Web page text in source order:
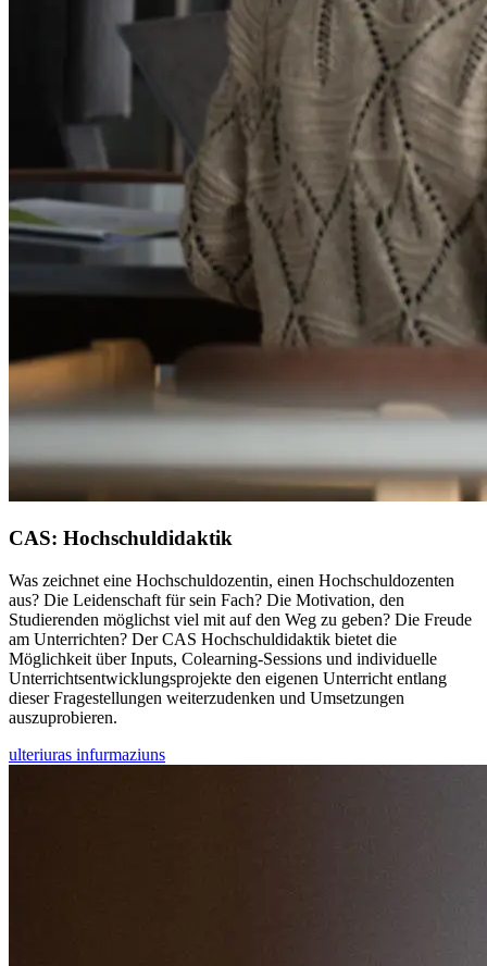
CAS: Hochschuldidaktik
Was zeichnet eine Hochschuldozentin, einen Hochschuldozenten
aus? Die Leidenschaft für sein Fach? Die Motivation, den
Studierenden möglichst viel mit auf den Weg zu geben? Die Freude
am Unterrichten? Der CAS Hochschuldidaktik bietet die
Möglichkeit über Inputs, Colearning-Sessions und individuelle
Unterrichtsentwicklungsprojekte den eigenen Unterricht entlang
dieser Fragestellungen weiterzudenken und Umsetzungen
auszuprobieren.
ulteriuras infurmaziuns